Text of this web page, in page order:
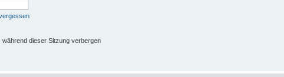
während dieser Sitzung verbergen